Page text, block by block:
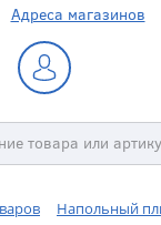
Адреса магазинов
Напольный